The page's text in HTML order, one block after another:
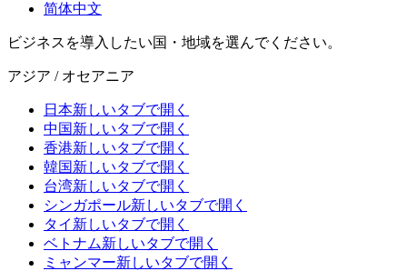
简体中文
ビジネスを導入したい国・地域を選んでください。
アジア / オセアニア
日本新しいタブで開く
中国新しいタブで開く
香港新しいタブで開く
韓国新しいタブで開く
台湾新しいタブで開く
シンガポール新しいタブで開く
タイ 新しいタブで開く
ベトナム新しいタブで開く
ミャンマー新しいタブで開く